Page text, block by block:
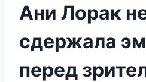
Ани Лорак
сдержала
перед